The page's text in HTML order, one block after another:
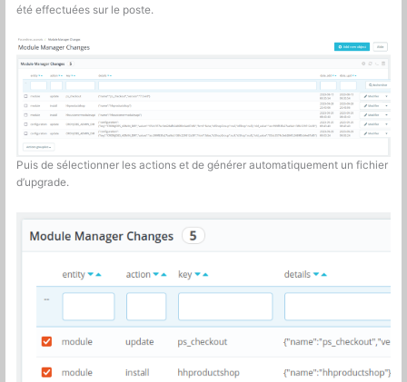
été effectuées sur le poste.
Puis de sélectionner les actions et de générer automatiquement un fichier
d’upgrade.